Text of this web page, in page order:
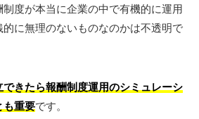
制度が本当に企業の中で有機的に運用
に無理のないものなのかは不透明で
できたら報酬制度運用のシミュレーシ
も重要です。